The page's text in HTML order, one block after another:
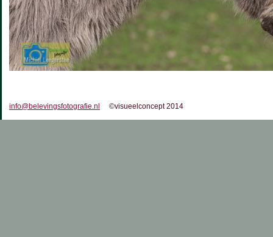
info@belevingsfotografie.nl ©visueelconcept 2014